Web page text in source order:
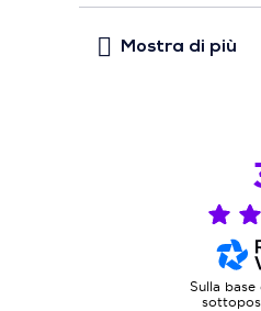
Sulla base